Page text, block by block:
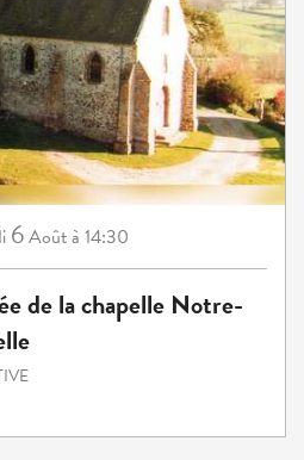
6Aoûtà 14:30
de la chapelle Notre-